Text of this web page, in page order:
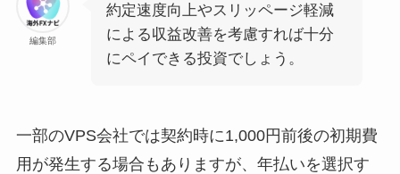
編集部
約定速度向上やスリッページ軽減
による収益改善を考慮すれば十分
にペイできる投資でしょう。
一部のVPS会社では契約時に1,000円前後の初期費
用が発生する場合もありますが、年払いを選択す